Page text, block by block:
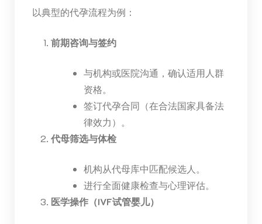
以典型的代孕流程为例：
前期咨询与签约
与机构或医院沟通，确认适用人群
资格。
签订代孕合同（在合法国家具备法
律效力）。
代母筛选与体检
机构从代母库中匹配候选人。
进行全面健康检查与心理评估。
医学操作（IVF试管婴儿）